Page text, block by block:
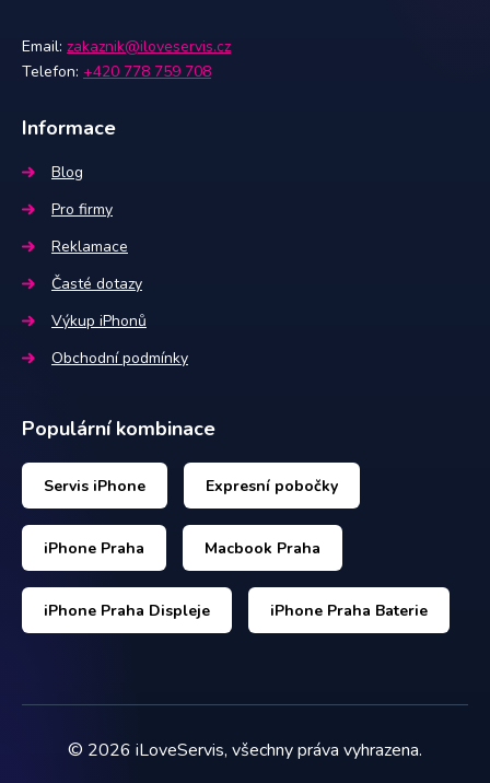
Email: zakaznik@iloveservis.cz
Telefon: +420 778 759 708
Informace
Blog
Pro firmy
Reklamace
Časté dotazy
Výkup iPhonů
Obchodní podmínky
Populární kombinace
Servis iPhone Expresní pobočky
iPhone Praha Macbook Praha
iPhone Praha Displeje iPhone Praha Baterie
© 2026 iLoveServis, všechny práva vyhrazena.